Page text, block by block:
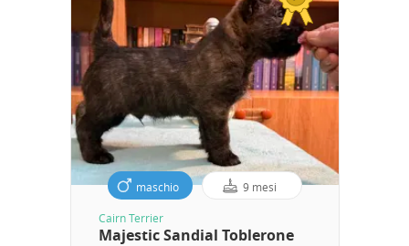
maschio 9 mesi
Cairn Terrier
Majestic Sandial Toblerone